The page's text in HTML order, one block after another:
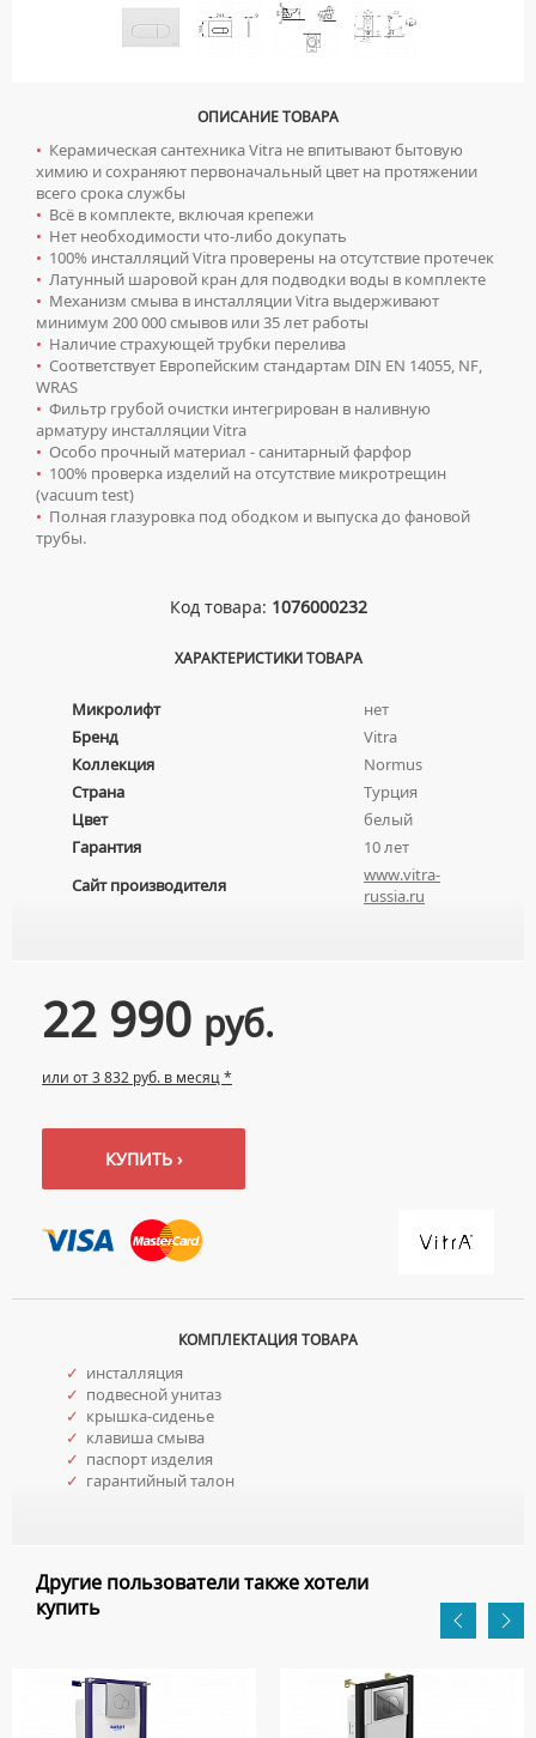
ОПИСАНИЕ ТОВАРА
• Керамическая сантехника Vitra не впитывают бытовую
химию и сохраняют первоначальный цвет на протяжении
всего срока службы
• Всё в комплекте, включая крепежи
• Нет необходимости что-либо докупать
• 100% инсталляций Vitra проверены на отсутствие протечек
• Латунный шаровой кран для подводки воды в комплекте
• Механизм смыва в инсталляции Vitra выдерживают
минимум 200 000 смывов или 35 лет работы
• Наличие страхующей трубки перелива
• Соответствует Европейским стандартам DIN EN 14055, NF,
WRAS
• Фильтр грубой очистки интегрирован в наливную
арматуру инсталляции Vitra
• Особо прочный материал - санитарный фарфор
• 100% проверка изделий на отсутствие микротрещин
(vacuum test)
• Полная глазуровка под ободком и выпуска до фановой
трубы.
Код товара: 1076000232
ХАРАКТЕРИСТИКИ ТОВАРА
Микролифт
нет
Бренд
Vitra
Коллекция
Normus
Страна
Турция
Цвет
белый
Гарантия
10 лет
Сайт производителя
www.vitra-
russia.ru
22 990 руб.
или от 3 832 руб. в месяц *
КУПИТЬ ›
КОМПЛЕКТАЦИЯ ТОВАРА
✓ инсталляция
✓ подвесной унитаз
✓ крышка-сиденье
✓ клавиша смыва
✓ паспорт изделия
✓ гарантийный талон
Другие пользователи также хотели
купить
ЗЕРКАЛА БЕЗ ПОДСВЕТКИ
ЗЕРКАЛА С ПОДСВЕТКОЙ
ЗЕРКАЛЬНЫЕ ШКАФЫ С ПОДСВЕТКОЙ
ПЕНАЛЫ НАПОЛЬНЫЕ
ПЕНАЛЫ ПОДВЕСНЫЕ
ПОЛУПЕНАЛЫ НАПОЛЬНЫЕ
ПОЛУПЕНАЛЫ ПОДВЕСНЫЕ
ТУМБЫ С УМЫВАЛЬНИКОМ НАПОЛЬНЫЕ
ТУМБЫ С УМЫВАЛЬНИКОМ ПОДВЕСНЫЕ
ШКАФЫ НАВЕСНЫЕ
Мойки для кухни
ГРАНИТНЫЕ МОЙКИ
МОЙКИ ДЛЯ ПОДСТОЛЬНОГО МОНТАЖА
МОЙКИ ИЗ ИСКУССТВЕННОГО КАМНЯ
МОЙКИ ИЗ НЕРЖАВЕЮЩЕЙ СТАЛИ
МРАМОРНЫЕ МОЙКИ
ПРОФЕССИОНАЛЬНЫЕ МОЙКИ
СИФОНЫ ДЛЯ КУХОННЫХ МОЕК
Писсуары
СМЫВНЫЕ УСТРОЙСТВА ДЛЯ ПИССУАРОВ
ЭЛЕКТРИЧЕСКИЕ ПОЛОТЕНЦЕСУШИТЕЛИ
КОМПЛЕКТУЮЩИЕ ДЛЯ ПОЛОТЕНЦЕСУШИТЕЛЕЙ
Радиаторы отопления
АЛЮМИНИЕВЫЕ РАДИАТОРЫ
БИМЕТАЛЛИЧЕСКИЕ РАДИАТОРЫ
СТАЛЬНЫЕ РАДИАТОРЫ
КОМПЛЕКТУЮЩИЕ ДЛЯ РАДИАТОРОВ
Ревизионные люки
ЛЮКИ ПОД ПЛИТКУ
ЛЮКИ ПОД ПОКРАСКУ
НАПОЛЬНЫЕ ЛЮКИ
Сантехника для МГН
ИНСТАЛЛЯЦИИ ДЛЯ МГН
ПОРУЧНИ ДЛЯ МГН
СМЕСИТЕЛИ ДЛЯ МГН
УМЫВАЛЬНИКИ ДЛЯ МГН
УНИТАЗЫ ДЛЯ МГН
Смесители
СМЕСИТЕЛИ ДЛЯ БИДЕ
СМЕСИТЕЛИ ДЛЯ ВАННЫ
СМЕСИТЕЛИ ДЛЯ ДУША
СМЕСИТЕЛИ ДЛЯ КУХНИ
СМЕСИТЕЛИ ДЛЯ УМЫВАЛЬНИКА
СМЕСИТЕЛИ МОНО
СМЕСИТЕЛИ НА БОРТ ВАННЫ
ЦВЕТНЫЕ СМЕСИТЕЛИ
Сифоны
ДЛЯ ДУШЕВЫХ ПОДДОНОВ
ДЛЯ УМЫВАЛЬНИКОВ
Сушилки для рук
АВТОМАТИЧЕСКИЕ СУШИЛКИ ДЛЯ РУК
НАЖИМНЫЕ СУШИЛКИ ДЛЯ РУК
ПОГРУЖНЫЕ СУШИЛКИ ДЛЯ РУК
Умывальники
ВРЕЗНЫЕ УМЫВАЛЬНИКИ
ДВОЙНЫЕ УМЫВАЛЬНИКИ
МЕБЕЛЬНЫЕ УМЫВАЛЬНИКИ
УМЫВАЛЬНИКИ С ПЬЕДЕСТАЛАМИ
ПЬЕДЕСТАЛЫ ДЛЯ УМЫВАЛЬНИКОВ
ПОЛУПЬЕДЕСТАЛЫ ДЛЯ УМЫВАЛЬНИКОВ
Унитазы
ПОДВЕСНЫЕ УНИТАЗЫ
ПРИСТАВНЫЕ УНИТАЗЫ
УНИТАЗЫ С БИДЕТКОЙ